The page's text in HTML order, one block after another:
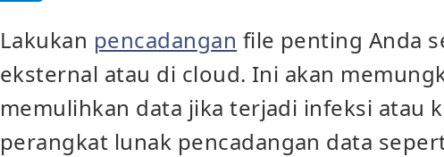
Lakukan pencadangan file penting Anda
eksternal atau di cloud. Ini akan
memulihkan data jika terjadi infeksi atau
perangkat lunak pencadangan data